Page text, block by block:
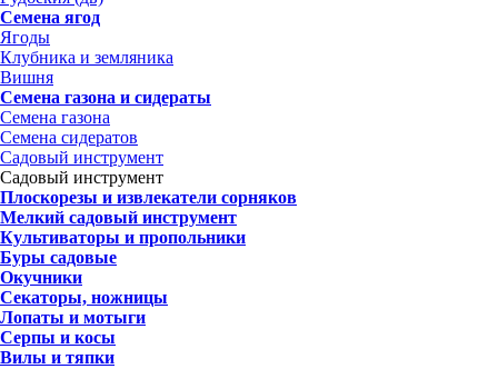
Семена ягод
Ягоды
Клубника и земляника
Вишня
Семена газона и сидераты
Семена газона
Семена сидератов
Садовый инструмент
Садовый инструмент
Плоскорезы и извлекатели сорняков
Мелкий садовый инструмент
Культиваторы и пропольники
Буры садовые
Окучники
Секаторы, ножницы
Лопаты и мотыги
Серпы и косы
Вилы и тяпки